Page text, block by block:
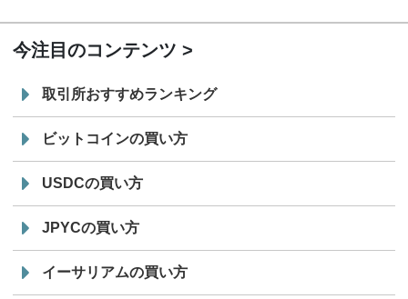
今注目のコンテンツ
取引所おすすめランキング
ビットコインの買い方
USDCの買い方
JPYCの買い方
イーサリアムの買い方